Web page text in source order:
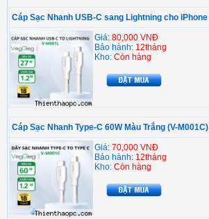
Cáp Sạc Nhanh USB-C sang Lightning cho iPhone
Giá: 80,000 VNĐ
Bảo hành: 12tháng
Kho: Còn hàng
Cáp Sạc Nhanh Type-C 60W Màu Trắng (V-M001C)
Giá: 70,000 VNĐ
Bảo hành: 12tháng
Kho: Còn hàng